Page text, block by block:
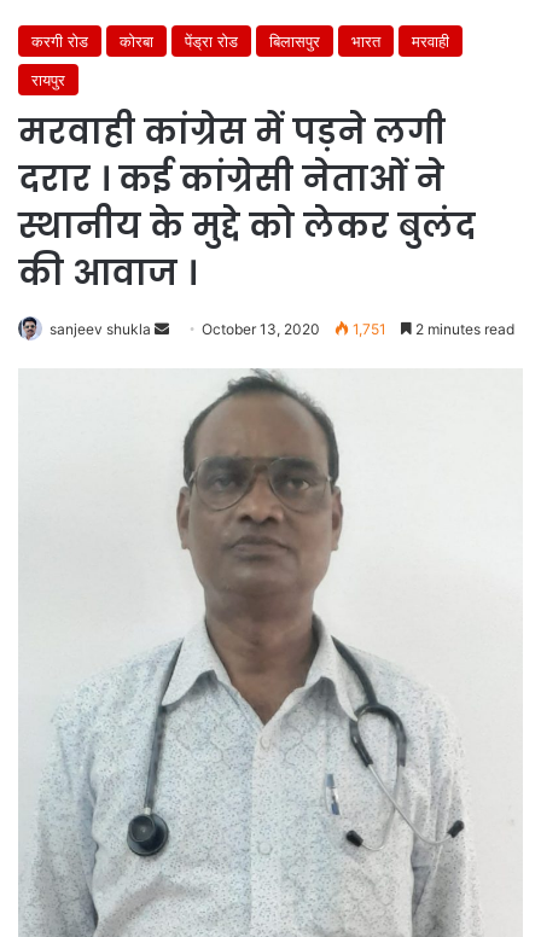
करगी रोड कोरबा पेंड्रा रोड बिलासपुर भारत
मरवाही
रायपुर
मरवाही कांग्रेस में पड़ने लगी
दरार । कई कांग्रेसी नेताओं ने
स्थानीय के मुद्दे को लेकर बुलंद
की आवाज ।
sanjeev shukla
SendOctober 13, 2020 1,751 2 minutes read